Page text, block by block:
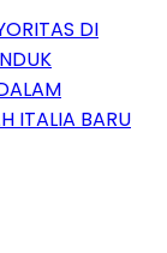
DI
ITALIA BARU